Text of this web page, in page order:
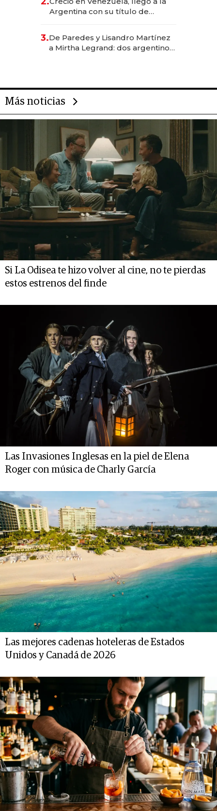
Argentina con su título de
las marcas "fast premium"
3.De Paredes y Lisandro Martínez
a Mirtha Legrand: dos argentinos
Más noticias
Si La Odisea te hizo volver al cine, no te pierdas
estos estrenos del finde
Las Invasiones Inglesas en la piel de Elena
Roger con música de Charly García
Las mejores cadenas hoteleras de Estados
Unidos y Canadá de 2026